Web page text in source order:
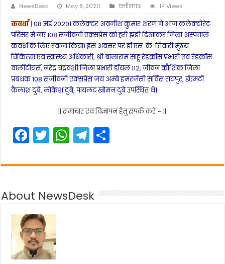
NewsDesk May 8, 2020 छत्तीसगढ़ 14 Views
कवर्धा|08 मई 2020। कलेक्टर अवनीश कुमार शरण ने आज कलेक्टोरेट
परिसर में नए 108 संजीवनी एक्सप्रेस को हरी झंडी दिखाकर जिला अस्पताल
कवर्धा के लिए रवाना किया। इस अवसर पर डॉ एस. के. तिवारी मुख्य
चिकित्सा एवं स्वास्थ्य अधिकारी, श्री बालाराम साहू रेडक्रॉस प्रभारी एवं रेडक्रॉस
वालींटीयर्स, नरेंद्र चंद्रवंशी जिला प्रभारी डॉयल 112, जीवन कौशिक जिला
प्रबंधक 108 संजीवनी एक्सप्रेस जय अम्बे इमरजेंसी सर्विस रायपुर, ईएमटी
कैलाश दुबे, लोकेश दुबे, पायलट खोमन दुबे उपस्थित थे।
|| समाचार एवं विज्ञापन हेतु संपर्क करे – ||
F
a
c
b
o
o
k
T
w
itt
W
h
a
A
T
el
e
a
ar
About NewsDesk